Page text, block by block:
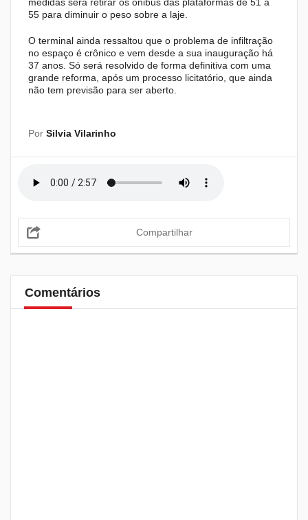
55 para diminuir o peso sobre a laje.
O terminal ainda ressaltou que o problema de infiltração
no espaço é crônico e vem desde a sua inauguração há
37 anos. Só será resolvido de forma definitiva com uma
grande reforma, após um processo licitatório, que ainda
não tem previsão para ser aberto.
Por Silvia Vilarinho
Compartilhar
Comentários